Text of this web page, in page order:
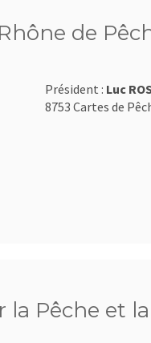
de
Président : Luc
8753 Cartes de
la Pêche et